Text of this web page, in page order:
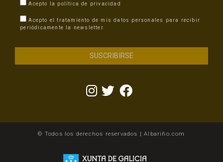
Acepto la política de privacidad
Acepto el tratamiento de mis datos personales para recibir
periódicamente la newsletter.
© Todos los derechos reservados | Albariño.com